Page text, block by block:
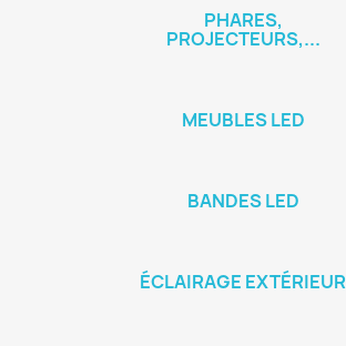
PHARES,
PROJECTEURS,...
MEUBLES LED
BANDES LED
ÉCLAIRAGE EXTÉRIEUR